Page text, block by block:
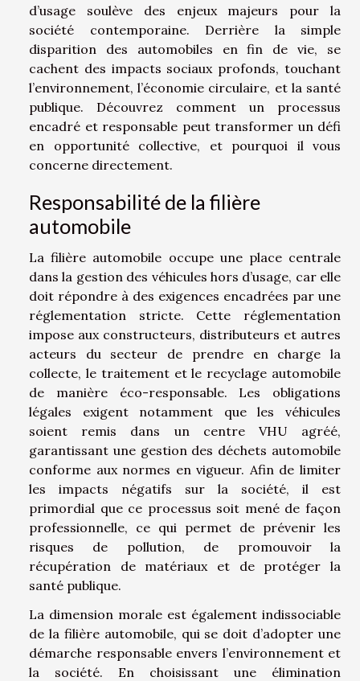
d’usage soulève des enjeux majeurs pour la
société contemporaine. Derrière la simple
disparition des automobiles en fin de vie, se
cachent des impacts sociaux profonds, touchant
l’environnement, l’économie circulaire, et la santé
publique. Découvrez comment un processus
encadré et responsable peut transformer un défi
en opportunité collective, et pourquoi il vous
concerne directement.
Responsabilité de la filière
automobile
La filière automobile occupe une place centrale
dans la gestion des véhicules hors d’usage, car elle
doit répondre à des exigences encadrées par une
réglementation stricte. Cette réglementation
impose aux constructeurs, distributeurs et autres
acteurs du secteur de prendre en charge la
collecte, le traitement et le recyclage automobile
de manière éco-responsable. Les obligations
légales exigent notamment que les véhicules
soient remis dans un centre VHU agréé,
garantissant une gestion des déchets automobile
conforme aux normes en vigueur. Afin de limiter
les impacts négatifs sur la société, il est
primordial que ce processus soit mené de façon
professionnelle, ce qui permet de prévenir les
risques de pollution, de promouvoir la
récupération de matériaux et de protéger la
santé publique.
La dimension morale est également indissociable
de la filière automobile, qui se doit d’adopter une
démarche responsable envers l’environnement et
la société. En choisissant une élimination